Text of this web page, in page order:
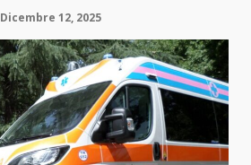
Dicembre 12, 2025